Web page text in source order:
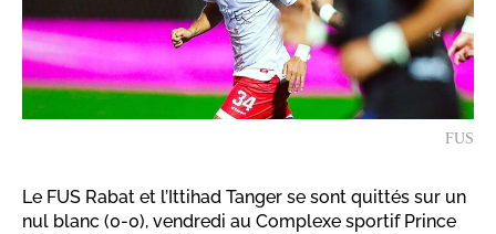
FUS
Le FUS Rabat et l’Ittihad Tanger se sont quittés sur un
nul blanc (0-0), vendredi au Complexe sportif Prince